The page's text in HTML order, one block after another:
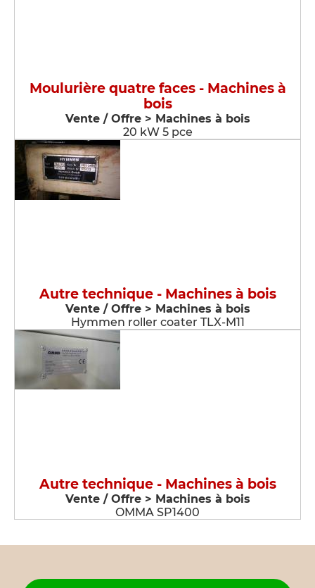
Moulurière quatre faces - Machines à
bois
Vente / Offre > Machines à bois
20 kW 5 pce
Autre technique - Machines à bois
Vente / Offre > Machines à bois
Hymmen roller coater TLX-M11
Autre technique - Machines à bois
Vente / Offre > Machines à bois
OMMA SP1400